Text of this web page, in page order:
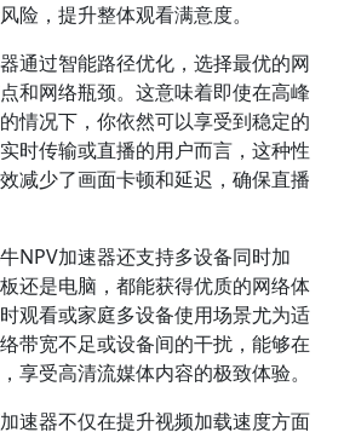
险，提升整体观看满意度。
通过智能路径优化，选择最优的网
和网络瓶颈。这意味着即使在高峰
情况下，你依然可以享受到稳定的
时传输或直播的用户而言，这种性
减少了画面卡顿和延迟，确保直播
NPV加速器还支持多设备同时加
还是电脑，都能获得优质的网络体
观看或家庭多设备使用场景尤为适
带宽不足或设备间的干扰，能够在
享受高清流媒体内容的极致体验。
速器不仅在提升视频加载速度方面